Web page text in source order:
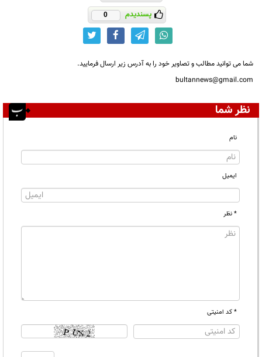
پسندیدم 0
شما می توانید مطالب و تصاویر خود را به آدرس زیر ارسال فرمایید.
bultannews@gmail.com
نظر شما
نام
ایمیل
* نظر
* کد امنیتی